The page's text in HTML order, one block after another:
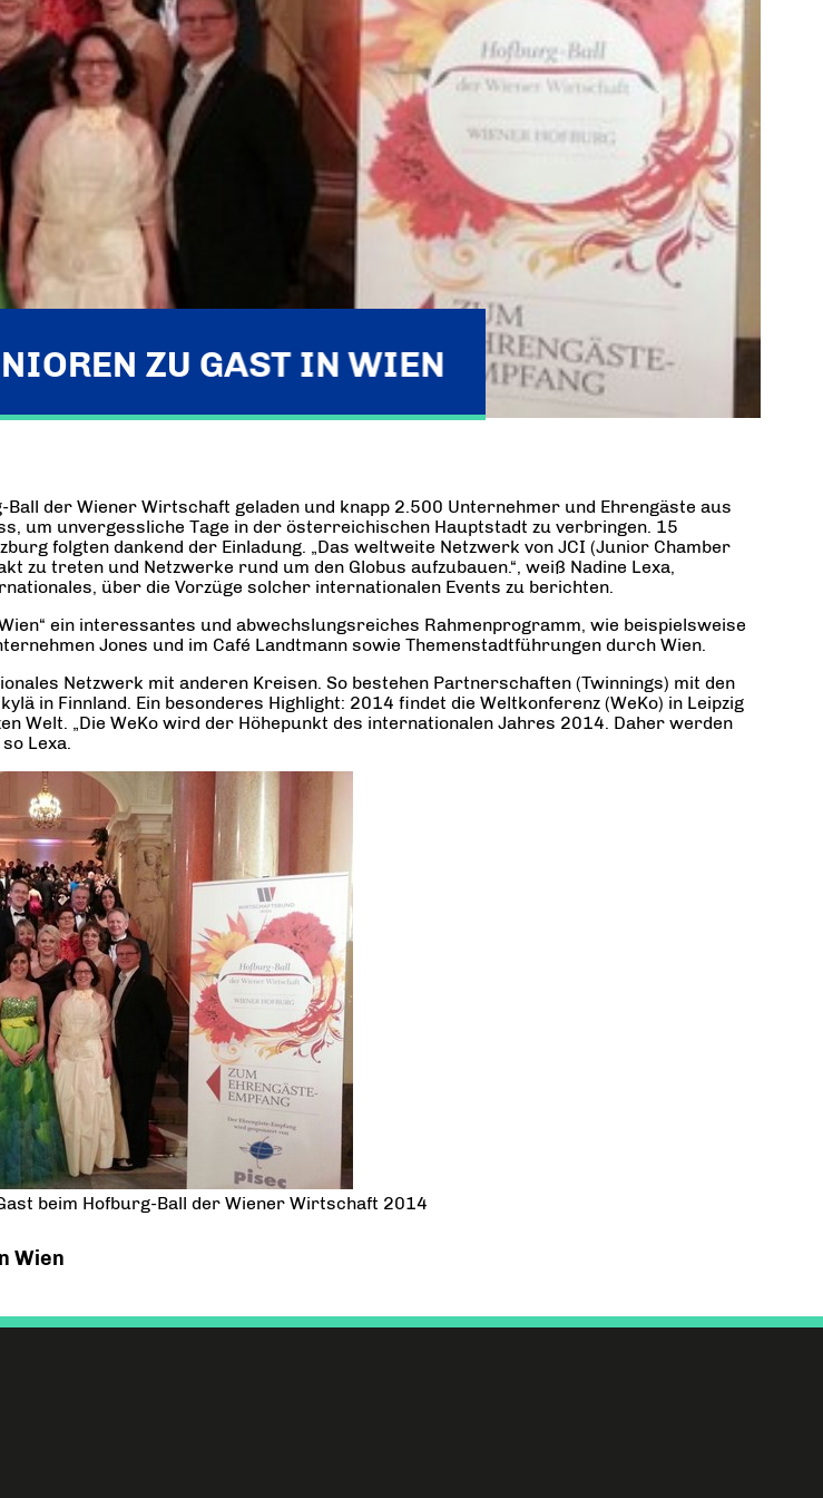
ZU GAST IN WIEN
der Wiener Wirtschaft geladen und knapp 2.500 Unternehmer und Ehrengäste aus
um unvergessliche Tage in der österreichischen Hauptstadt zu verbringen. 15
folgten dankend der Einladung. „Das weltweite Netzwerk von JCI (Junior Chamber
treten und Netzwerke rund um den Globus aufzubauen.“, weiß Nadine Lexa,
über die Vorzüge solcher internationalen Events zu berichten.
ein interessantes und abwechslungsreiches Rahmenprogramm, wie beispielsweise
Jones und im Café Landtmann sowie Themenstadtführungen durch Wien.
Netzwerk mit anderen Kreisen. So bestehen Partnerschaften (Twinnings) mit den
in Finnland. Ein besonderes Highlight: 2014 findet die Weltkonferenz (WeKo) in Leipzig
„Die WeKo wird der Höhepunkt des internationalen Jahres 2014. Daher werden
Lexa.
beim Hofburg-Ball der Wiener Wirtschaft 2014
Wien